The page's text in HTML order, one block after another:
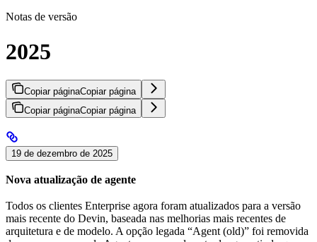
Notas de versão
2025
Copiar páginaCopiar página
Copiar páginaCopiar página
19 de dezembro de 2025
Nova atualização de agente
Todos os clientes Enterprise agora foram atualizados para a versão
mais recente do Devin, baseada nas melhorias mais recentes de
arquitetura e de modelo. A opção legada “Agent (old)” foi removida